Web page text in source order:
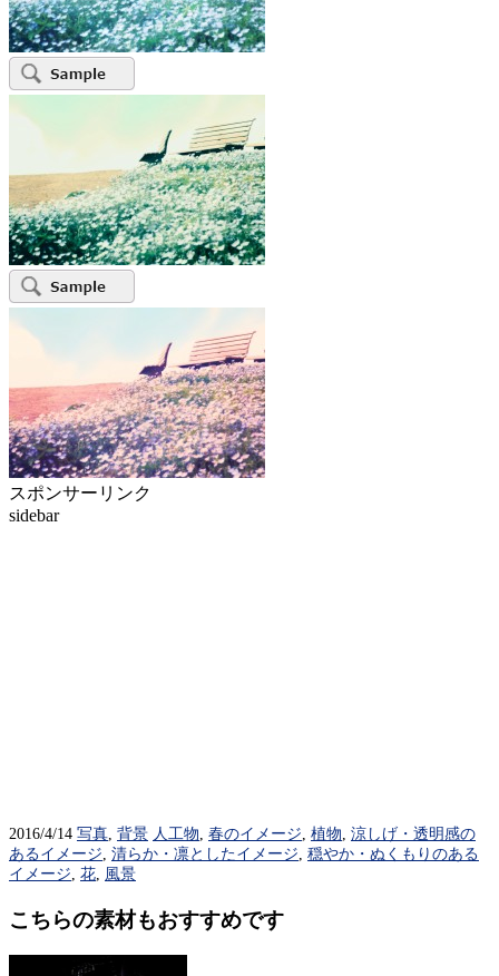
スポンサーリンク
sidebar
2016/4/14 写真 背景 人工物 春のイメージ 植物 涼しげ・透明感の
あるイメージ 清らか・凛としたイメージ 穏やか・ぬくもりのある
イメージ 花 風景
こちらの素材もおすすめです